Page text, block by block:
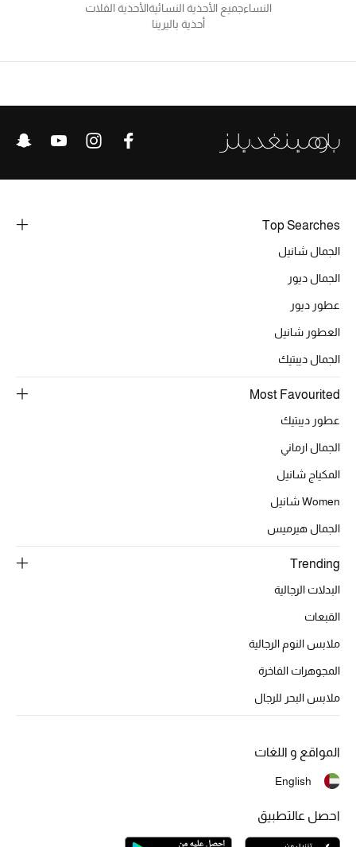
النساءجميع الأحذية النسائيةالأحذية الفلات
أحذية باليرينا
Top Searches
الجمال شانيل
الجمال ديور
عطور ديور
العطور شانيل
الجمال ديبتيك
Most Favourited
عطور ديبتيك
الجمال ارماني
المكياج شانيل
Women شانيل
الجمال هيرميس
Trending
البدلات الرجالية
القبعات
ملابس النوم الرجالية
المجوهرات الفاخرة
ملابس البحر للرجال
المواقع و اللغات
English
احصل عالتطبيق